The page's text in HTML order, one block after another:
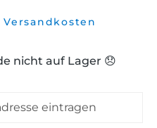
nicht auf Lager 😞